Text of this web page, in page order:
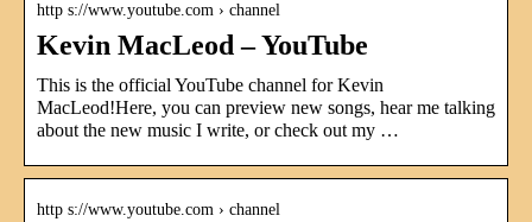
http s://www.youtube.com › channel
Kevin MacLeod – YouTube
This is the official YouTube channel for Kevin
MacLeod!Here, you can preview new songs, hear me talking
about the new music I write, or check out my …
http s://www.youtube.com › channel